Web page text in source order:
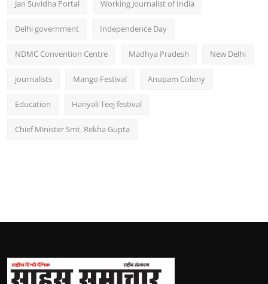
Jan Suvidha Portal Working Journalist of India
Delhi government Independence Day
NDMC Convention Centre Madhya Pradesh New Delhi
journalists Mango Festival Anupam Colony
Education Hariyali Teej festival
Chief Minister Smt. Rekha Gupta